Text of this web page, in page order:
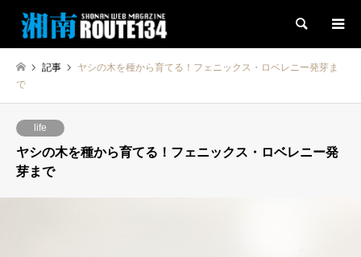
検索
記事
ヤシの木を種から育てる！フェニックス・ロベレニー発芽ま
で
life
ヤシの木を種から育てる！フェニックス・ロベレニー発
芽まで